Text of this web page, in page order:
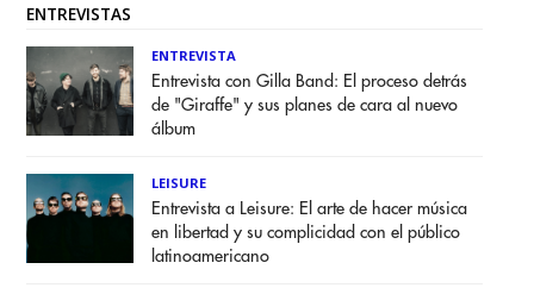
ENTREVISTAS
ENTREVISTA
Entrevista con Gilla Band: El proceso detrás
de "Giraffe" y sus planes de cara al nuevo
álbum
LEISURE
Entrevista a Leisure: El arte de hacer música
en libertad y su complicidad con el público
latinoamericano